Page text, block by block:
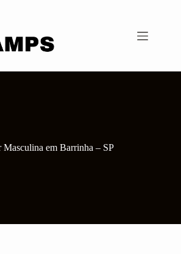
Masculina em Barrinha – SP